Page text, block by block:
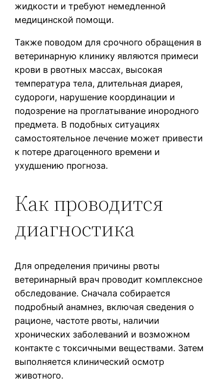
жидкости и требуют немедленной
медицинской помощи.
Также поводом для срочного обращения в
ветеринарную клинику являются примеси
крови в рвотных массах, высокая
температура тела, длительная диарея,
судороги, нарушение координации и
подозрение на проглатывание инородного
предмета. В подобных ситуациях
самостоятельное лечение может привести
к потере драгоценного времени и
ухудшению прогноза.
Как проводится
диагностика
Для определения причины рвоты
ветеринарный врач проводит комплексное
обследование. Сначала собирается
подробный анамнез, включая сведения о
рационе, частоте рвоты, наличии
хронических заболеваний и возможном
контакте с токсичными веществами. Затем
выполняется клинический осмотр
животного.